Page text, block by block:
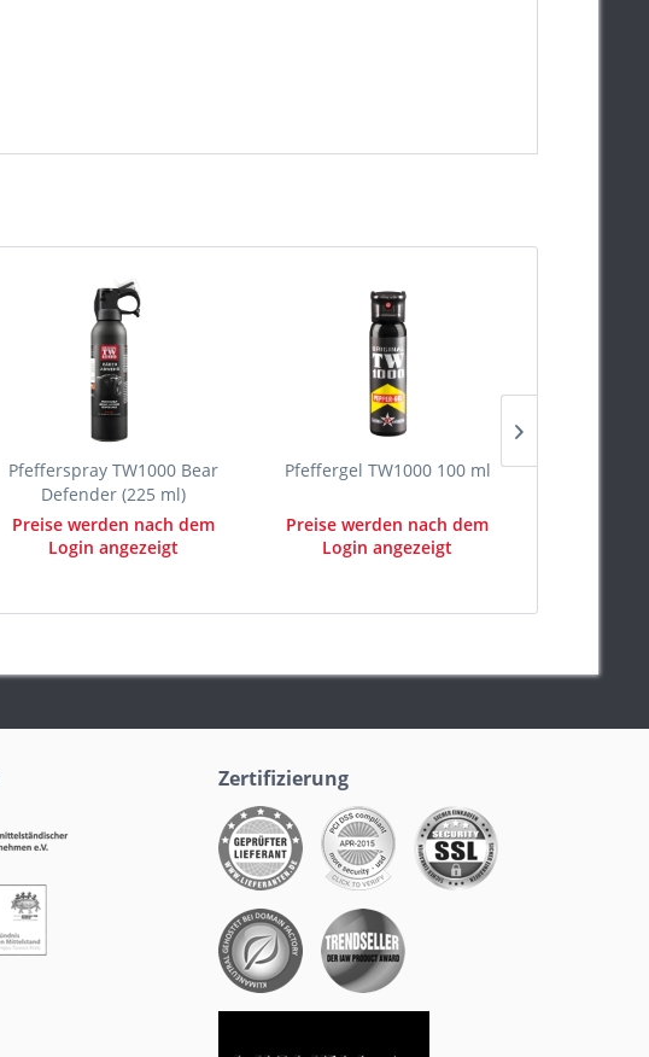
Pfefferspray TW1000 Bear
Defender (225 ml)
Preise werden nach dem
Login angezeigt
Pfeffergel TW1000 100 ml
Preise werden nach dem
Login angezeigt
Zertifizierung